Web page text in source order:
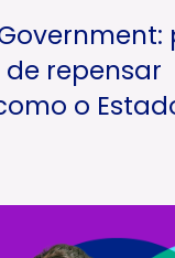
repensar
o